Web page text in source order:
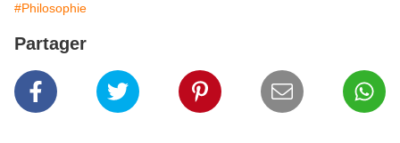
#Philosophie
Partager